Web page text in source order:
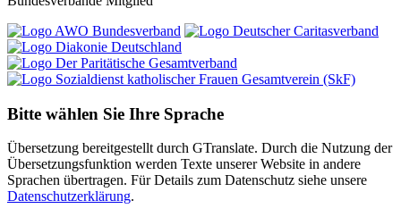
Bitte wählen Sie Ihre Sprache
Übersetzung bereitgestellt durch GTranslate. Durch die Nutzung der
Übersetzungsfunktion werden Texte unserer Website in andere
Sprachen übertragen. Für Details zum Datenschutz siehe unsere
Datenschutzerklärung.